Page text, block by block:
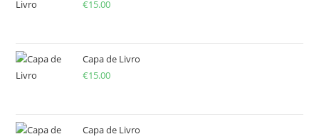
€15.00
Capa de Livro
€15.00
Capa de Livro